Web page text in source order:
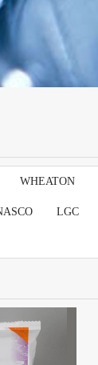
WHEATON
LGC